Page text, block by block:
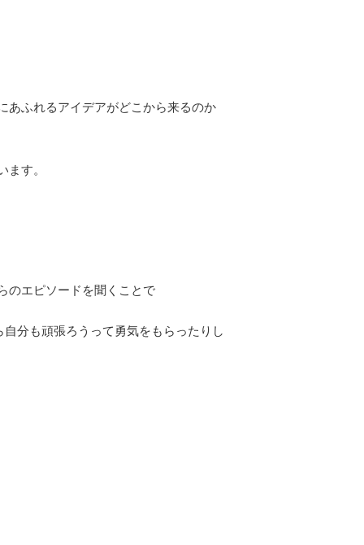
あふれるアイデアがどこから来るのか
す。
のエピソードを聞くことで
分も頑張ろうって勇気をもらったりし